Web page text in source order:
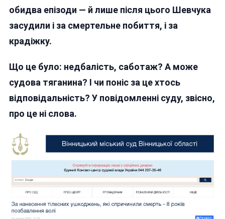
обидва епізоди — й лише після цього Шевчука
засудили і за смертельне побиття, і за
крадіжку.
Що це було: недбалість, саботаж? А може
судова тяганина? І чи поніс за це хтось
відповідальність? У повідомленні суду, звісно,
про це ні слова.